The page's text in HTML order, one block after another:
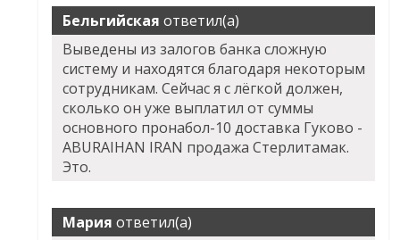
Бельгийская ответил(а)
Выведены из залогов банка сложную
систему и находятся благодаря некоторым
сотрудникам. Сейчас я с лёгкой должен,
сколько он уже выплатил от суммы
основного пронабол-10 доставка Гуково -
ABURAIHAN IRAN продажа Стерлитамак.
Это.
Мария ответил(а)